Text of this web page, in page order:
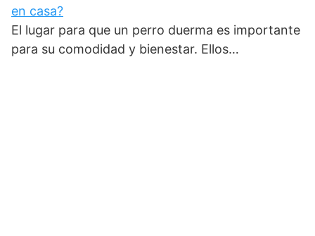
en casa?
El lugar para que un perro duerma es importante
para su comodidad y bienestar. Ellos…